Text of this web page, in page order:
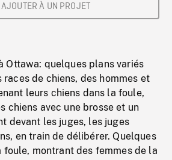
AJOUTER À UN PROJET
Ottawa: quelques plans variés
de chiens, des hommes et
leurs chiens dans la foule,
chiens avec une brosse et un
devant les juges, les juges
en train de délibérer. Quelques
montrant des femmes de la